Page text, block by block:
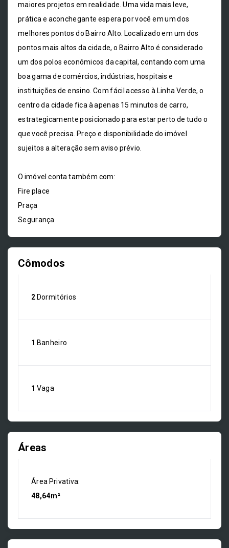
maiores projetos em realidade. Uma vida mais leve,
prática e aconchegante espera por você em um dos
melhores pontos do Bairro Alto. Localizado em um dos
pontos mais altos da cidade, o Bairro Alto é considerado
um dos polos econômicos da capital, contando com uma
boa gama de comércios, indústrias, hospitais e
instituições de ensino. Com fácil acesso à Linha Verde, o
centro da cidade fica à apenas 15 minutos de carro,
estrategicamente posicionado para estar perto de tudo o
que você precisa. Preço e disponibilidade do imóvel
sujeitos a alteração sem aviso prévio.
O imóvel conta também com:
Fire place
Praça
Segurança
Cômodos
2 Dormitórios
1 Banheiro
1 Vaga
Áreas
Área Privativa:
48,64m²